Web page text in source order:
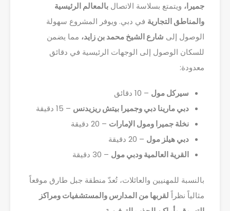
جميرا، ويتمتع بسلاسة الاتصال بالمعالم الرئيسية
والمناطق التجارية في دبي. ويوفر المشروع سهولة
الوصول إلى شارع الشيخ محمد بن زايد، مما يضمن
للسكان الوصول إلى الوجهات الرئيسية في دقائق
معدودة:
سيركل مول – 10 دقائق
دبي مارينا دبي وجميرا بيتش ريزيدنس – 15 دقيقة
نخلة جميرا ومول الإمارات – 20 دقيقة
دبي هيلز مول – 20 دقيقة
القرية العالمية ودبي مول – 30 دقيقة
بالنسبة للمهنيين والعائلات، تُعدّ منطقة جبل طارق موقعاً
مثالياً نظراًلقربها من المدارس والمستشفيات ومراكز